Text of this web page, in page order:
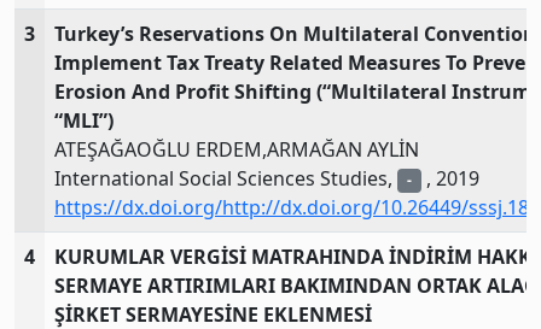
3
Turkey’s Reservations On Multilateral Convention
Implement Tax Treaty Related Measures To
Erosion And Profit Shifting (“Multilateral
“MLI”)
ATEŞAĞAOĞLU ERDEM,ARMAĞAN AYLİN
International Social Sciences Studies,
- , 2019
https://dx.doi.org/http://dx.doi.org/10.26449/
4
KURUMLAR VERGİSİ MATRAHINDA İNDİRİM HAKKI
SERMAYE ARTIRIMLARI BAKIMINDAN ORTAK
ŞİRKET SERMAYESİNE EKLENMESİ